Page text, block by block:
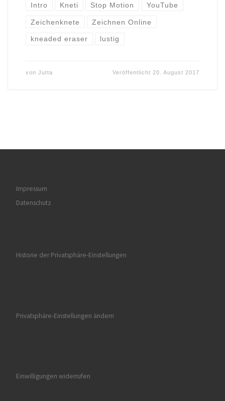
Intro Kneti Stop Motion YouTube
Zeichenknete Zeichnen Online
kneaded eraser lustig
von Jutta Veröffentlicht20. August 2017
Impressum
Datenschutz
Historie der Privatsphäre-Einstellungen
Privatsphäre-Einstellungen ändern
Einwilligungen widerrufen